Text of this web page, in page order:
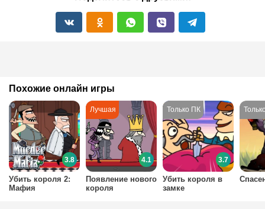
Похожие онлайн игры
Убить короля в
замке
3.7
Убить короля 2:
Мафия
3.8
Появление нового
короля
4.1